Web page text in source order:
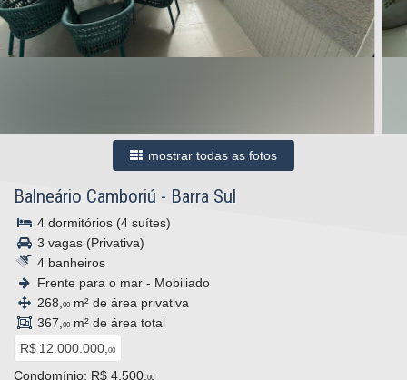
mostrar todas as fotos
Balneário Camboriú - Barra Sul
4 dormitórios (4 suítes)
3 vagas (Privativa)
4 banheiros
Frente para o mar - Mobiliado
268, 00 m² de área privativa
367, 00 m² de área total
R$ 12.000.000, 00
Condomínio: R$ 4.500, 00